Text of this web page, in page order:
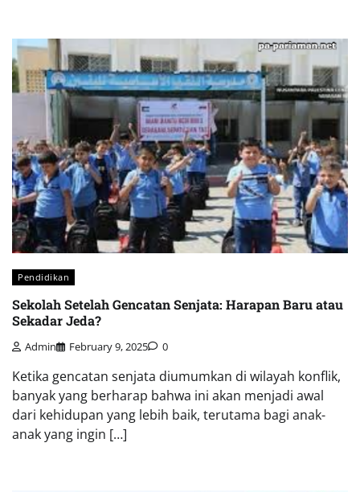
Pendidikan
Sekolah Setelah Gencatan Senjata: Harapan Baru atau
Sekadar Jeda?
Admin February 9, 2025 0
Ketika gencatan senjata diumumkan di wilayah konflik,
banyak yang berharap bahwa ini akan menjadi awal
dari kehidupan yang lebih baik, terutama bagi anak-
anak yang ingin […]